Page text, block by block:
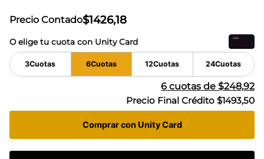
Precio Contado$1426,18
O elige tu cuota con Unity Card
3Cuotas 6Cuotas 12Cuotas 24Cuotas
6 cuotas de $248,92
Precio Final Crédito $1493,50
Comprar con Unity Card